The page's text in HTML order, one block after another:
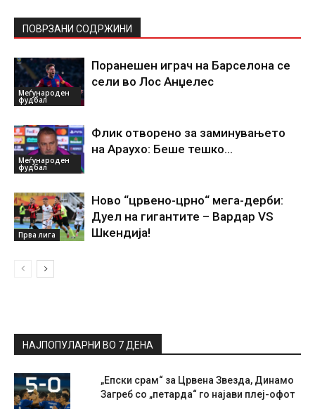
ПОВРЗАНИ СОДРЖИНИ
Меѓународен
фудбал
Поранешен играч на Барселона се
сели во Лос Анџелес
Меѓународен
фудбал
Флик отворено за заминувањето
на Араухо: Беше тешко…
Прва лига
Ново “црвено-црно“ мега-дерби:
Дуел на гигантите – Вардар VS
Шкендија!
НАЈПОПУЛАРНИ ВО 7 ДЕНА
„Епски срам“ за Црвена Звезда, Динамо
Загреб со „петарда“ го најави плеј-офот